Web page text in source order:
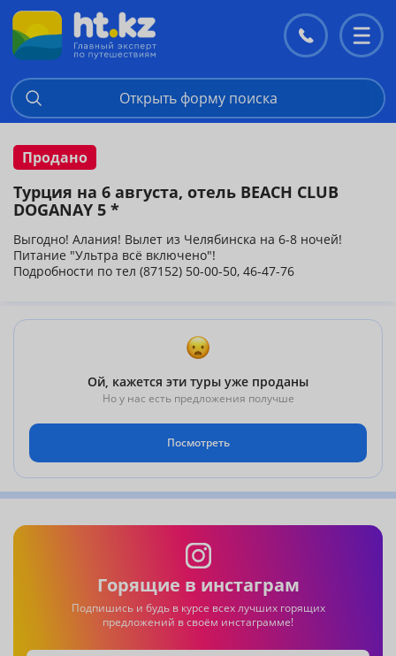
Контакты
меню
Открыть форму поиска
Продано
Турция на 6 августа, отель BEACH CLUB
DOGANAY 5 *
Выгодно! Алания! Вылет из Челябинска на 6-8 ночей!
Питание "Ультра всё включено"!
Подробности по тел (87152) 50-00-50, 46-47-76
Ой, кажется эти туры уже проданы
Но у нас есть предложения получше
Посмотреть
Горящие в инстаграм
Подпишись и будь в курсе всех лучших горящих
предложений в своём инстаграмме!